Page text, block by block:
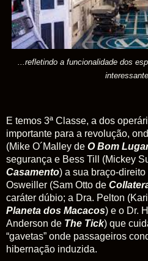
...refletindo a funcionalidade dos
E temos 3ª Classe, a dos
importante para a revolução,
(Mike O´Malley de O Bom
segurança e Bess Till (Mickey
Casamento) a sua braço-
Osweiller (Sam Otto de
caráter dúbio; a Dra. Pelton
Planeta dos Macacos) e o Dr.
Anderson de The Tick) que
“gavetas” onde passageiros
hibernação induzida.